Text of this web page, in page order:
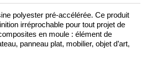
polyester pré-accélérée. Ce produit
irréprochable pour tout projet de
en moule : élément de
panneau plat, mobilier, objet d’art,